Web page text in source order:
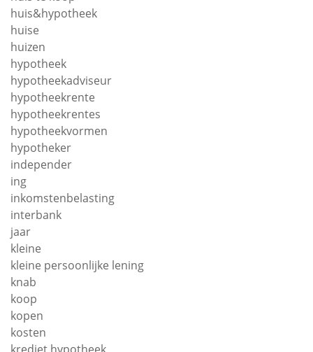
huis&hypotheek
huise
huizen
hypotheek
hypotheekadviseur
hypotheekrente
hypotheekrentes
hypotheekvormen
hypotheker
independer
ing
inkomstenbelasting
interbank
jaar
kleine
kleine persoonlijke lening
knab
koop
kopen
kosten